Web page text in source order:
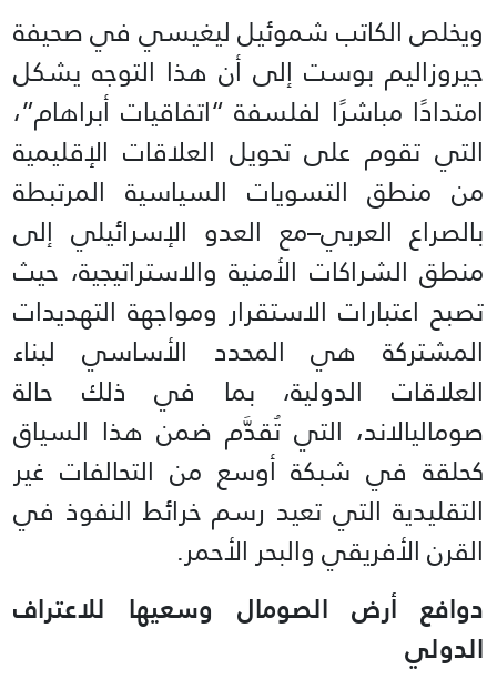
ويخلص الكاتب شموئيل ليغيسي في صحيفة
جيروزاليم بوست إلى أن هذا التوجه يشكل
امتدادًا مباشرًا لفلسفة “اتفاقيات أبراهام”،
التي تقوم على تحويل العلاقات الإقليمية
من منطق التسويات السياسية المرتبطة
بالصراع العربي–مع العدو الإسرائيلي إلى
منطق الشراكات الأمنية والاستراتيجية، حيث
تصبح اعتبارات الاستقرار ومواجهة التهديدات
المشتركة هي المحدد الأساسي لبناء
العلاقات الدولية، بما في ذلك حالة
صوماليالاند، التي تُقدَّم ضمن هذا السياق
كحلقة في شبكة أوسع من التحالفات غير
التقليدية التي تعيد رسم خرائط النفوذ في
القرن الأفريقي والبحر الأحمر.
دوافع أرض الصومال وسعيها للاعتراف
الدولي